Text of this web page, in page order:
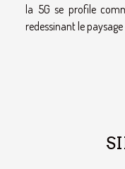
la 5G se profile
redessinant le